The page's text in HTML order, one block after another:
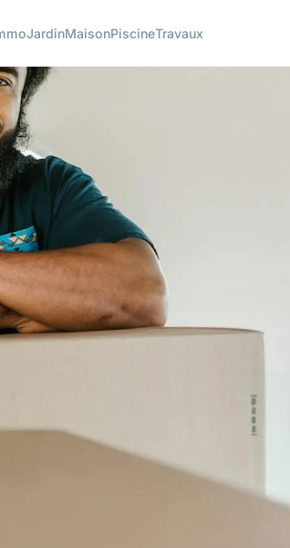
JardinMaisonPiscineTravaux